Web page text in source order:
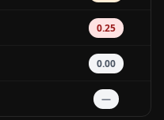
0.25
0.00
—